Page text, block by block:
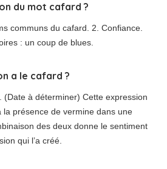
du mot cafard ?
communs du cafard. 2. Confiance.
: un coup de blues.
a le cafard ?
(Date à déterminer) Cette expression
présence de vermine dans une
des deux donne le sentiment
qui l’a créé.